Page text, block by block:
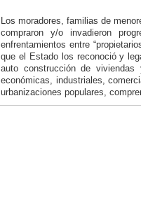
Los moradores, familias de
compraron y/o invadieron
enfrentamientos entre
que el Estado los reconoció y
auto construcción de
económicas, industriales,
urbanizaciones populares,